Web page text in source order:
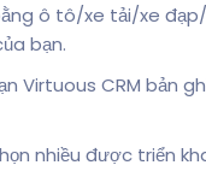
ô tô/xe tải/xe
bạn.
Virtuous CRM bản
nhiều được triển